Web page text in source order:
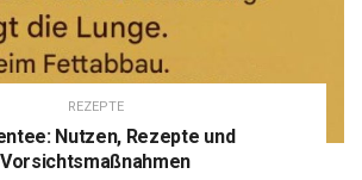
REZEPTE
Nutzen, Rezepte und
Vorsichtsmaßnahmen